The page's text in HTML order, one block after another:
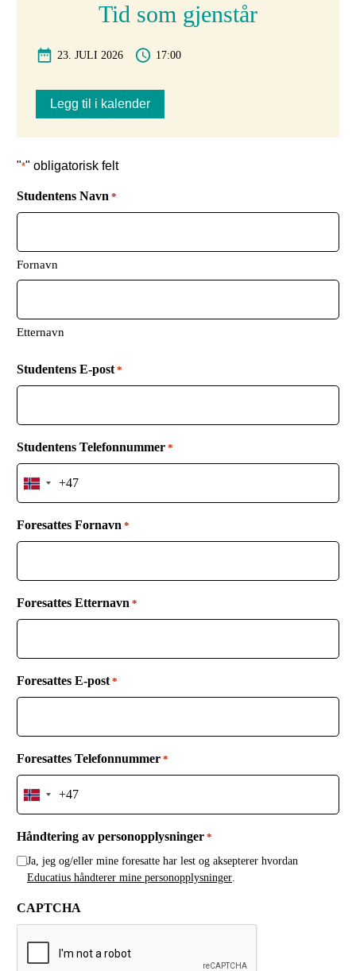
Tid som gjenstår
23. JULI 2026 17:00
Legg til i kalender
"*" obligatorisk felt
Studentens Navn *
Fornavn
Etternavn
Studentens E-post *
Studentens Telefonnummer *
N
o
4
7
Foresattes Fornavn *
Foresattes Etternavn *
Foresattes E-post *
Foresattes Telefonnummer *
N
o
r
a
y
4
Håndtering av personopplysninger *
Ja, jeg og/eller mine foresatte har lest og aksepterer hvordan
Educatius håndterer mine personopplysninger.
CAPTCHA